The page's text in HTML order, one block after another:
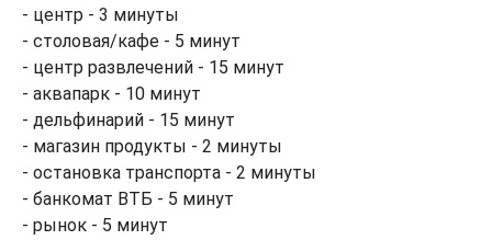
- центр - 3 минуты
- столовая/кафе - 5 минут
- центр развлечений - 15 минут
- аквапарк - 10 минут
- дельфинарий - 15 минут
- магазин продукты - 2 минуты
- остановка транспорта - 2 минуты
- банкомат ВТБ - 5 минут
- рынок - 5 минут